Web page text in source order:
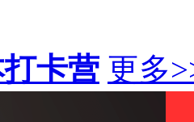
卡营 更多